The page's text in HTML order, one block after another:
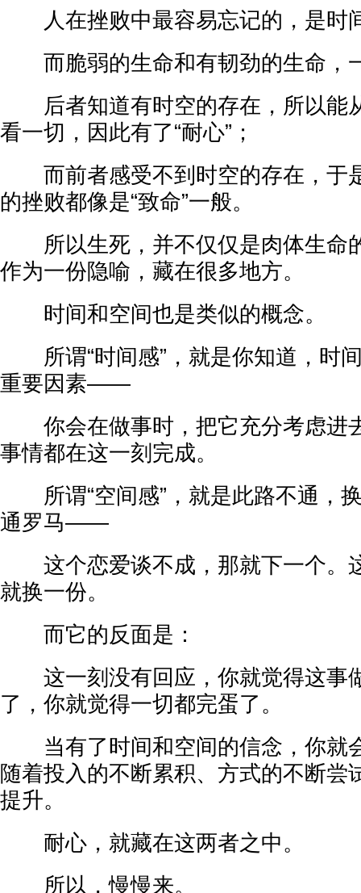
人在挫败中最容易忘记的，是时
而脆弱的生命和有韧劲的生命，
后者知道有时空的存在，所以能
看一切，因此有了“耐心”；
而前者感受不到时空的存在，于
的挫败都像是“致命”一般。
所以生死，并不仅仅是肉体生命
作为一份隐喻，藏在很多地方。
时间和空间也是类似的概念。
所谓“时间感”，就是你知道，时
重要因素——
你会在做事时，把它充分考虑进
事情都在这一刻完成。
所谓“空间感”，就是此路不通，
通罗马——
这个恋爱谈不成，那就下一个。
就换一份。
而它的反面是：
这一刻没有回应，你就觉得这事
了，你就觉得一切都完蛋了。
当有了时间和空间的信念，你就
随着投入的不断累积、方式的不断尝
提升。
耐心，就藏在这两者之中。
所以，慢慢来。